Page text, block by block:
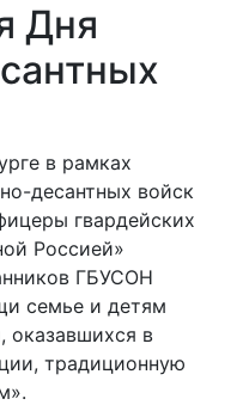
Дня
в рамках
десантных войск
гвардейских
Россией»
ГБУСОН
семье и детям
оказавшихся в
традиционную